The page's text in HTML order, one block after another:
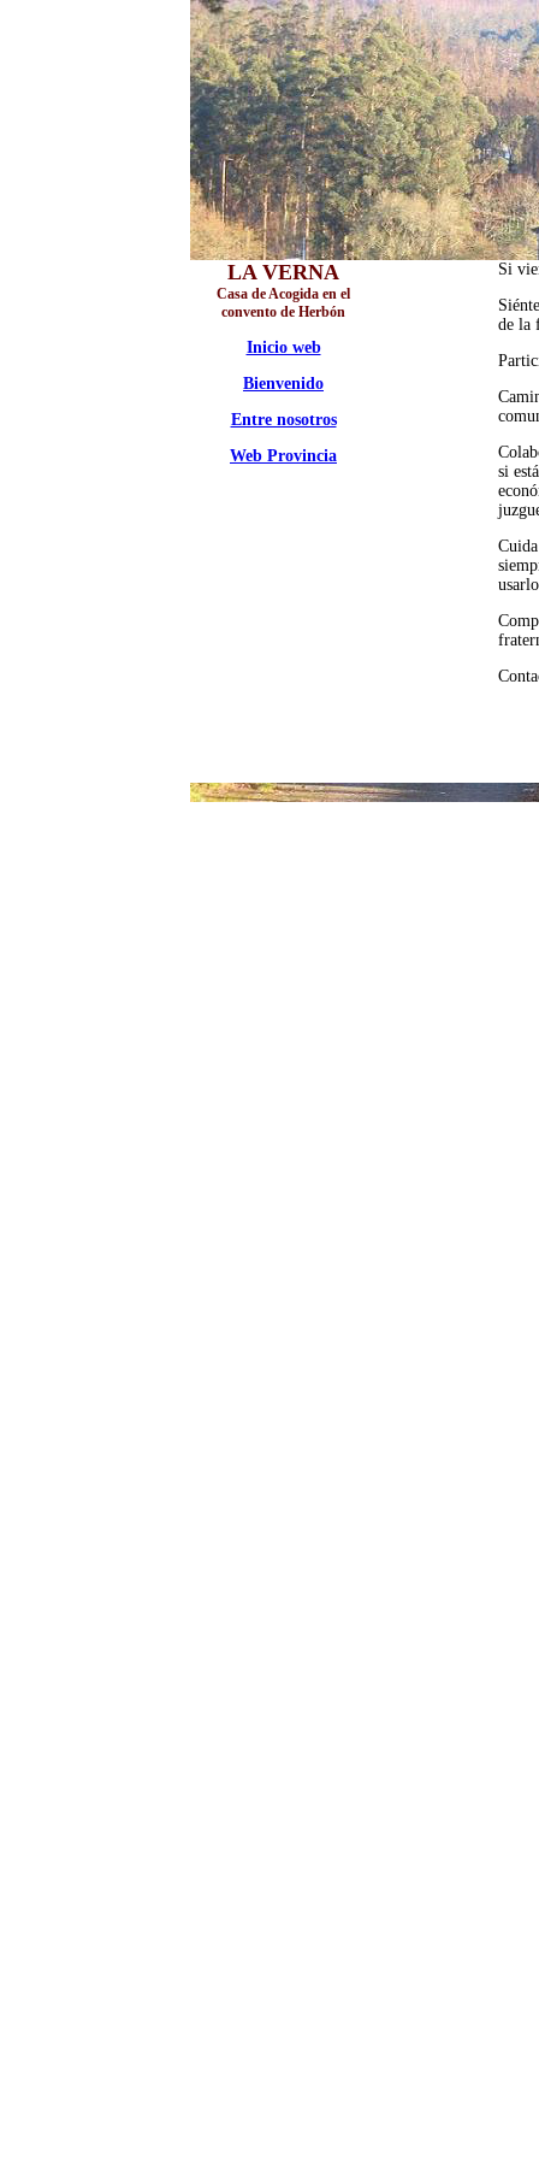
LA VERNA
Casa de Acogida en el
convento de Herbón
Inicio web
Bienvenido
Entre nosotros
Web Provincia
Si
de la
si